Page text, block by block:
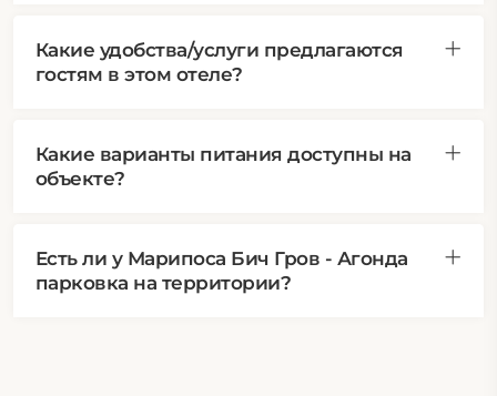
Какие удобства/услуги предлагаются
гостям в этом отеле?
Какие варианты питания доступны на
объекте?
Есть ли у Марипоса Бич Гров - Агонда
парковка на территории?